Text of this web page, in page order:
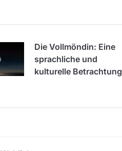
Die Vollmöndin: Eine
sprachliche und
kulturelle Betrachtung